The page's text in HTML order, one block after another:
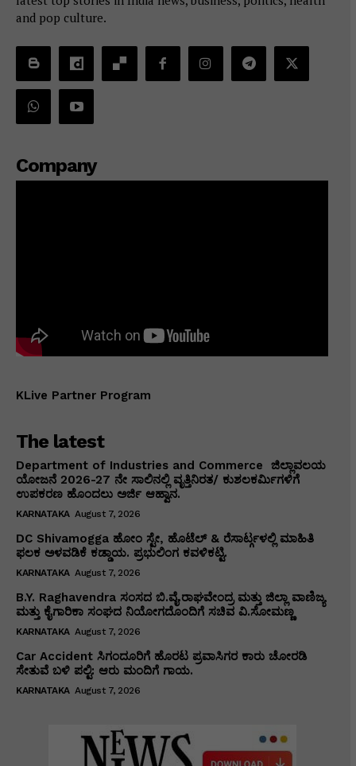
and pop culture.
Company
KLive Partner Program
The latest
Department of Industries and Commerce ಜಿಲ್ಲಾವಲಯ
ಯೋಜನೆ 2026-27 ನೇ ಸಾಲಿನಲ್ಲಿ ವೃತ್ತಿನಿರತ/ ಕುಶಲಕರ್ಮಿಗಳಿಗೆ
ಉಪಕರಣ ಹೊಂದಲು ಅರ್ಜಿ ಆಹ್ವಾನ.
KARNATAKA August 7, 2026
DC Shivamogga ಹೋಂ ಸ್ಟೇ, ಹೊಟೆಲ್ & ರೆಸಾರ್ಟ್ಗಳಲ್ಲಿ ಮಾಹಿತಿ
ಫಲಕ ಅಳವಡಿಕೆ ಕಡ್ಡಾಯ. ಪ್ರಭುಲಿಂಗ ಕವಳಿಕಟ್ಟಿ.
KARNATAKA August 7, 2026
B.Y. Raghavendra ಸಂಸದ ಬಿ.ವೈ.ರಾಘವೇಂದ್ರ ಮತ್ತು ಜಿಲ್ಲಾ ವಾಣಿಜ್ಯ
ಮತ್ತು ಕೈಗಾರಿಕಾ ಸಂಘದ ನಿಯೋಗದೊಂದಿಗೆ ಸಚಿವ ವಿ‌.ಸೋಮಣ್ಣ
KARNATAKA August 7, 2026
Car Accident ಸಿಗಂದೂರಿಗೆ ಹೊರಟ ಪ್ರವಾಸಿಗರ ಕಾರು ಚೋರಡಿ
ಸೇತುವೆ ಬಳಿ ಪಲ್ಟಿ: ಆರು ಮಂದಿಗೆ ಗಾಯ.
KARNATAKA August 7, 2026